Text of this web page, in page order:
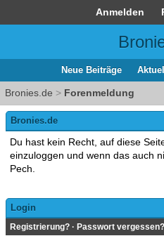
Anmelden
Neue Beiträge
Bronies.de > Forenmeldung
Bronies.de
Du hast kein Recht, auf diese
einzuloggen und wenn das auch
Pech.
Login
Registrierung? · Passwort vergessen?